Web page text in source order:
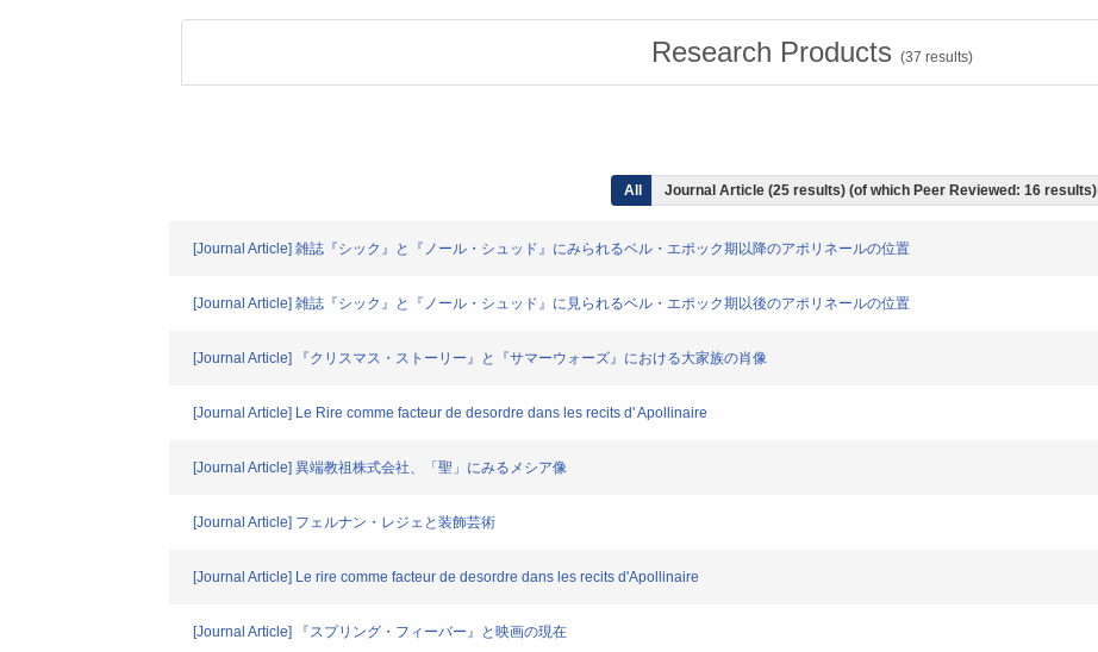
Research Products (37 results)
All Journal Article (25 results) (of which Peer Reviewed: 16 results)
[Journal Article] 雑誌『シック』と『ノール・シュッド』にみられるベル・エポック期以降のアポリネールの位置
[Journal Article] 雑誌『シック』と『ノール・シュッド』に見られるベル・エポック期以後のアポリネールの位置
[Journal Article] 『クリスマス・ストーリー』と『サマーウォーズ』における大家族の肖像
[Journal Article] Le Rire comme facteur de desordre dans les recits d' Apollinaire
[Journal Article] 異端教祖株式会社、「聖」にみるメシア像
[Journal Article] フェルナン・レジェと装飾芸術
[Journal Article] Le rire comme facteur de desordre dans les recits d'Apollinaire
[Journal Article] 『スプリング・フィーバー』と映画の現在